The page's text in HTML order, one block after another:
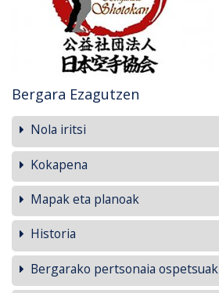
Bergara Ezagutzen
Nola iritsi
Kokapena
Mapak eta planoak
Historia
Bergarako pertsonaia ospetsuak